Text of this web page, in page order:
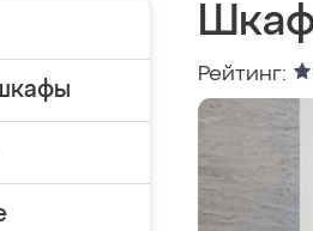
Рейтинг: